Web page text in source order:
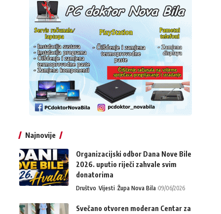
Najnovije
Organizacijski odbor Dana Nove Bile
2026. uputio riječi zahvale svim
donatorima
Društvo Vijesti Župa Nova Bila 09/06/2026
Svečano otvoren moderan Centar za